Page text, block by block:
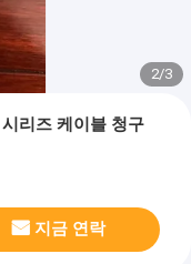
2/3
리즈 케이블 청구
지금 연락